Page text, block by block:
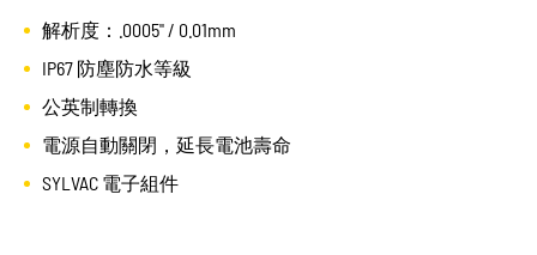
解析度：.0005" / 0.01mm
IP67 防塵防水等級
公英制轉換
電源自動關閉，延長電池壽命
SYLVAC 電子組件